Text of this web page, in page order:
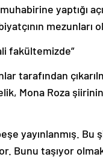
yaptığı
mezunları
fakültemizde”
tarafından
Mona Roza
yayınlanmış.
Bunu taşıyor